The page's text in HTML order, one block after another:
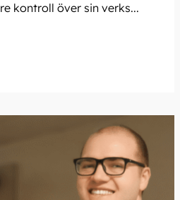
kontroll över sin verks...